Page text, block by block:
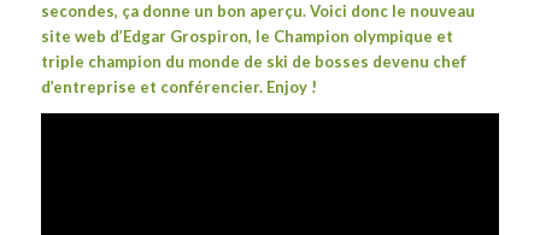
secondes, ça donne un bon aperçu. Voici donc le nouveau
site web d’Edgar Grospiron, le Champion olympique et
triple champion du monde de ski de bosses devenu chef
d’entreprise et conférencier. Enjoy !